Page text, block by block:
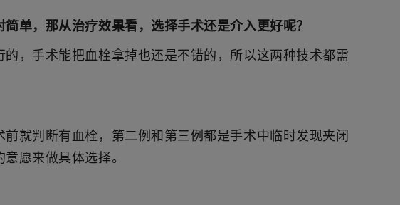
单，那从治疗效果看，选择手术还是介入更好呢？
，手术能把血栓拿掉也还是不错的，所以这两种技术都需
就判断有血栓，第二例和第三例都是手术中临时发现夹闭
愿来做具体选择。